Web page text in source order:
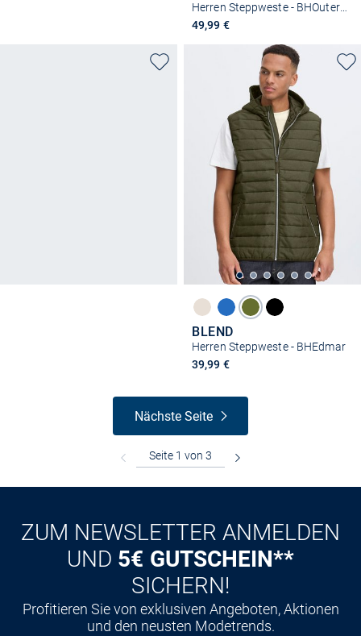
Herren Steppweste - BHOuterwear
49,99 €
BLEND
Herren Steppweste - BHEdmar
39,99 €
Nächste Seite
ZUM NEWSLETTER ANMELDEN
UND 5€ GUTSCHEIN**
SICHERN!
Profitieren Sie von exklusiven Angeboten, Aktionen
und den neusten Modetrends.